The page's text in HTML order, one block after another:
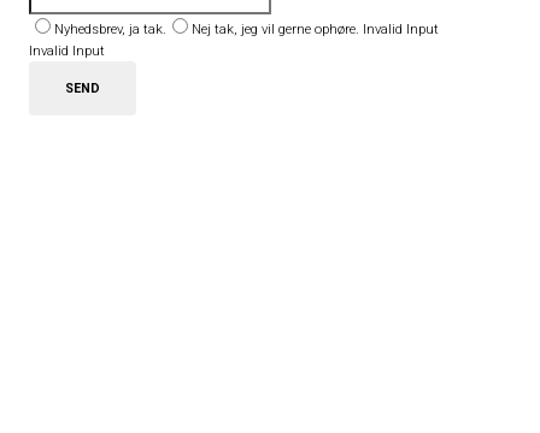
Nyhedsbrev, ja tak. Nej tak, jeg vil gerne ophøre. Invalid Input
Invalid Input
SEND